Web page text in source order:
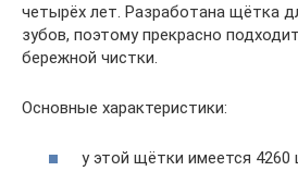
четырёх лет. Разработана щётка
зубов, поэтому прекрасно
бережной чистки.
Основные характеристики:
у этой щётки имеется 4260